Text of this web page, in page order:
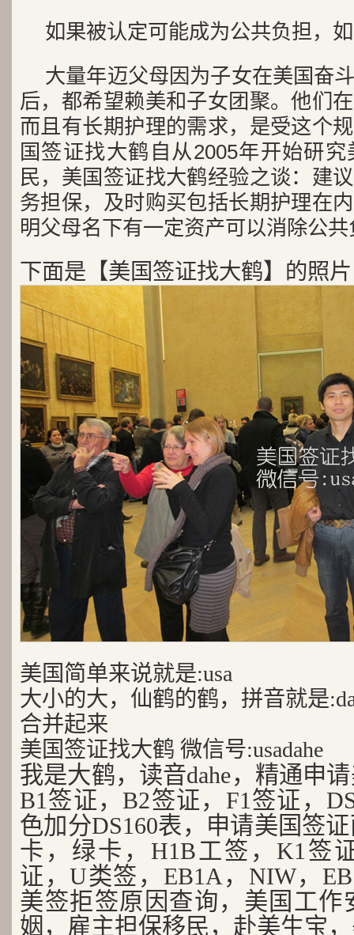
如果被认定可能成为公共负担，
大量年迈父母因为子女在美国奋
后，都希望赖美和子女团聚。他们
而且有长期护理的需求，是受这个
国签证找大鹤自从2005年开始研
民，美国签证找大鹤经验之谈：建
务担保，及时购买包括长期护理在
明父母名下有一定资产可以消除公
下面是【美国签证找大鹤】的照片
美国简单来说就是:usa
大小的大，仙鹤的鹤，拼音就是
合并起来
美国签证找大鹤 微信号:usadahe
我是大鹤，读音dahe，精通申
B1签证，B2签证，F1签证，
色加分DS160表，申请美国签
卡，绿卡，H1B工签，K1签
证，U类签，EB1A，NIW，
美签拒签原因查询，美国工作
姻，雇主担保移民，赴美生宝